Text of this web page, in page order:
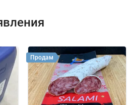
Продам